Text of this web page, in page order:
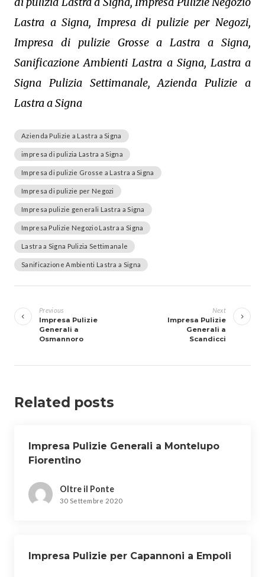
Lastra a Signa, Impresa di pulizie per Negozi,
Impresa di pulizie Grosse a Lastra a Signa,
Sanificazione Ambienti Lastra a Signa, Lastra a
Signa Pulizia Settimanale, Azienda Pulizie a
Lastra a Signa
Azienda Pulizie a Lastra a Signa
impresa di pulizia Lastra a Signa
Impresa di pulizie Grosse a Lastra a Signa
Impresa di pulizie per Negozi
Impresa pulizie generali Lastra a Signa
Impresa Pulizie Negozio Lastra a Signa
Lastra a Signa Pulizia Settimanale
Sanificazione Ambienti Lastra a Signa
articoli
Previous
Impresa Pulizie
Generali a
Osmannoro
Next
Impresa Pulizie
Generali a
Scandicci
Related posts
Impresa Pulizie Generali a Montelupo
Fiorentino
Oltre il Ponte
30 Settembre 2020
Impresa Pulizie per Capannoni a Empoli